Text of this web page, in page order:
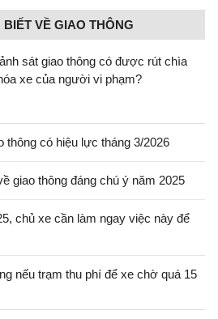
VỀ GIAO THÔNG
sát giao thông có được rút chìa
xe của người vi phạm?
thông có hiệu lực tháng 3/2026
giao thông đáng chú ý năm 2025
chủ xe cần làm ngay việc này để
nếu trạm thu phí để xe chờ quá 15